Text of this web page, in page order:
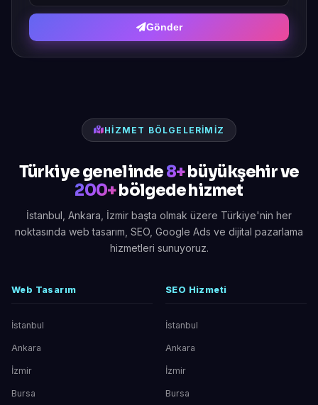
Gönder
HIZMET BÖLGELERIMIZ
Türkiye genelinde8+büyükşehir ve
200+bölgede hizmet
İstanbul, Ankara, İzmir başta olmak üzere Türkiye'nin her
noktasında web tasarım, SEO, Google Ads ve dijital pazarlama
hizmetleri sunuyoruz.
Web Tasarım
İstanbul
Ankara
İzmir
Bursa
SEO Hizmeti
İstanbul
Ankara
İzmir
Bursa